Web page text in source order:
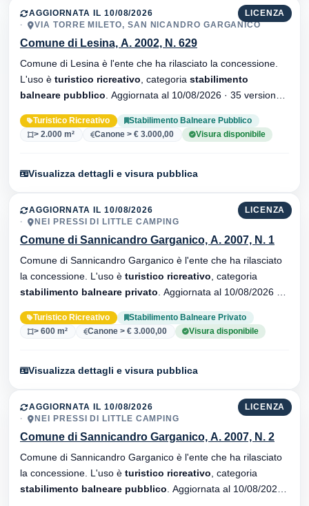
LICENZA
AGGIORNATA IL 10/08/2026
VIA TORRE MILETO, SAN NICANDRO GARGANICO
Comune di Lesina, A. 2002, N. 629
Comune di Lesina è l'ente che ha rilasciato la concessione.
L'uso è turistico ricreativo , categoria stabilimento
balneare pubblico
Turistico Ricreativo
Stabilimento Balneare Pubblico
> 2.000 m²
Canone > € 3.000,00 Visura disponibile
Visualizza dettagli e visura pubblica
LICENZA
AGGIORNATA IL 10/08/2026
NEI PRESSI DI LITTLE CAMPING
Comune di Sannicandro Garganico, A. 2007, N. 1
Comune di Sannicandro Garganico è l'ente che ha rilasciato
la concessione. L'uso è turistico ricreativo , categoria
stabilimento balneare privato
Turistico Ricreativo
Stabilimento Balneare Privato
> 600 m²
Canone > € 3.000,00 Visura disponibile
Visualizza dettagli e visura pubblica
LICENZA
AGGIORNATA IL 10/08/2026
NEI PRESSI DI LITTLE CAMPING
Comune di Sannicandro Garganico, A. 2007, N. 2
Comune di Sannicandro Garganico è l'ente che ha rilasciato
la concessione. L'uso è turistico ricreativo , categoria
stabilimento balneare pubblico